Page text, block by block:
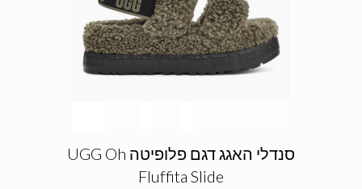
סנדלי האגג דגם פלופיטה UGG Oh
Fluffita Slide